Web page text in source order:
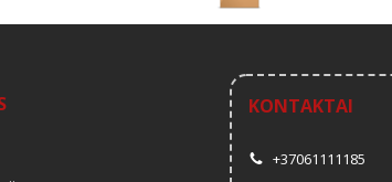
KONTAKTAI
+37061111185